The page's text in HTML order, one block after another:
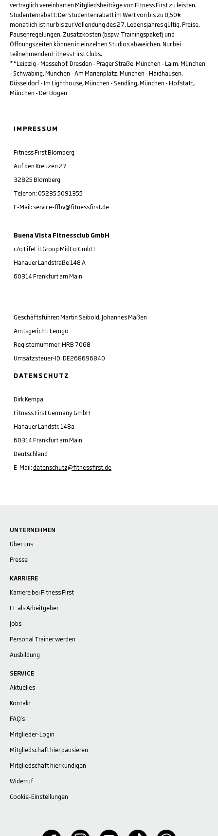
vertraglich vereinbarten Mitgliedsbeiträge von Fitness First zu leisten.
Studentenrabatt: Der Studentenrabatt im Wert von bis zu 8,50€
monatlich ist nur bis zur Vollendung des 27. Lebensjahres gültig. Preise,
Pausenregelungen, Zusatzkosten (bspw. Trainingspaket) und
Öffnungszeiten können in einzelnen Studios abweichen. Nur bei
teilnehmenden Fitness First Clubs.
**Leipzig - Messehof, Dresden - Prager Straße, München - Laim, München
- Schwabing, München - Am Marienplatz, München - Haidhausen,
Düsseldorf - Im Lighthouse, München - Sendling, München - Hofstatt,
München - Der Bogen
IMPRESSUM
Fitness First Blomberg
Auf den Kreuzen 27
32825 Blomberg
Telefon: 05235 5091355
E-Mail: service-ffbv@fitnessfirst.de
Buena Vista Fitnessclub GmbH
c/o LifeFit Group MidCo GmbH
Hanauer Landstraße 148 A
60314 Frankfurt am Main
Geschäftsführer: Martin Seibold, Johannes Maßen
Amtsgericht: Lemgo
Registernummer: HRB 7068
Umsatzsteuer-ID: DE268696840
DATENSCHUTZ
Dirk Kempa
Fitness First Germany GmbH
Hanauer Landstr. 148a
60314 Frankfurt am Main
Deutschland
E-Mail:datenschutz@fitnessfirst.de
UNTERNEHMEN
Über uns
Presse
KARRIERE
Karriere bei Fitness First
FF als Arbeitgeber
Jobs
Personal Trainer werden
Ausbildung
SERVICE
Aktuelles
Kontakt
FAQ's
Mitglieder-Login
Mitgliedschaft hier pausieren
Mitgliedschaft hier kündigen
Widerruf
Cookie-Einstellungen